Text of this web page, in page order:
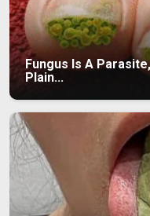
Fungus Is A
Plain...